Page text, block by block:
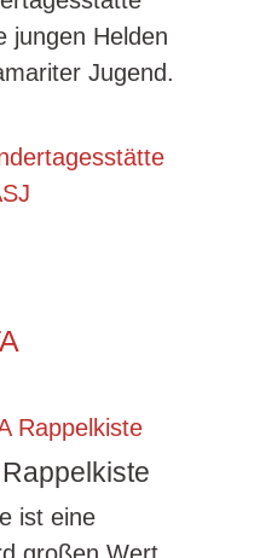
jungen Helden
Jugend.
ist eine